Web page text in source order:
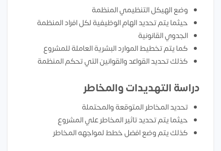
وضع الهيكل التنظيمي المنظمة
حيثما يتم تحديد الهام الوظيفية لكل افراد المنظمة
الجدوي القانونية
كما يتم تخطيط الموارد البشرية العاملة للمشروع
كذلك تحديد القواعد والقوانين التي تحكم المنظمة
دراسة التهديدات والمخاطر
تحديد المخاطر المتوقعة والمحتملة
حيثما يتم تحديد تاثير المخاطر علي المشروع
كذلك يتم وضع افضل خطط لمواجهه المخاطر